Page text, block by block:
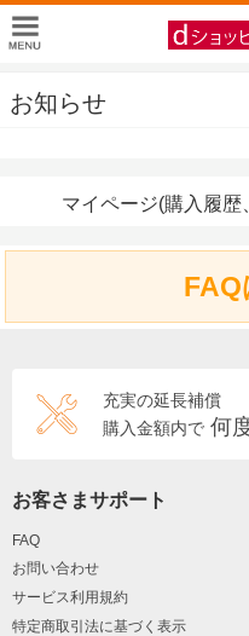
お知らせ
マイページ(購入履歴
FAQ
充実の延長補償
購入金額内で 何
お客さまサポート
FAQ
お問い合わせ
サービス利用規約
特定商取引法に基づく表示